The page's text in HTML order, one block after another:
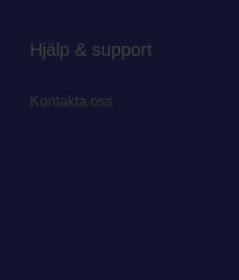
Hjälp & support
Kontakta oss